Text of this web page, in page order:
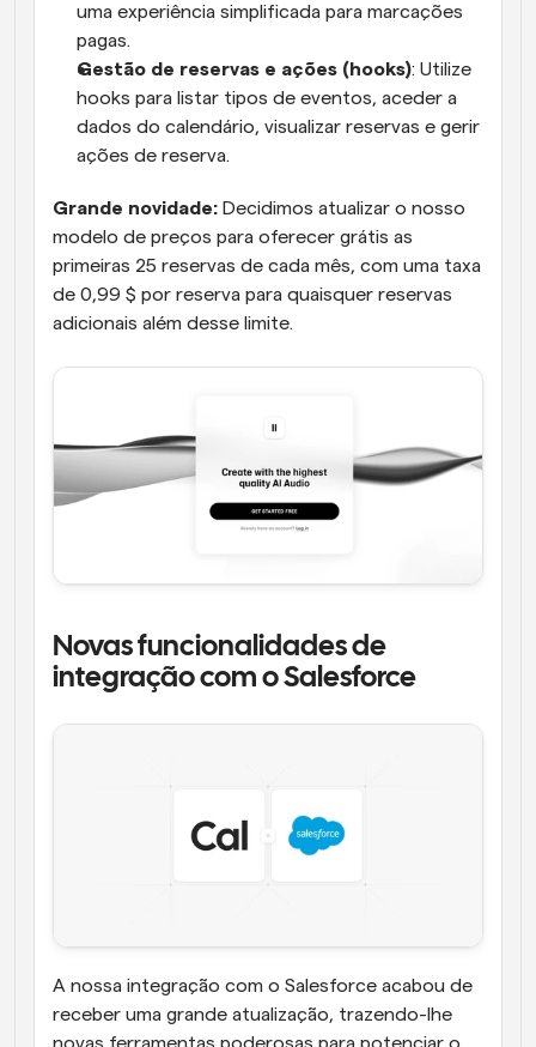
uma experiência simplificada para marcações
pagas.
Gestão de reservas e ações (hooks): Utilize
hooks para listar tipos de eventos, aceder a
dados do calendário, visualizar reservas e gerir
ações de reserva.
Grande novidade: Decidimos atualizar o nosso
modelo de preços para oferecer grátis as
primeiras 25 reservas de cada mês, com uma taxa
de 0,99 $ por reserva para quaisquer reservas
adicionais além desse limite.
Novas funcionalidades de
integração com o Salesforce
A nossa integração com o Salesforce acabou de
receber uma grande atualização, trazendo-lhe
novas ferramentas poderosas para potenciar o